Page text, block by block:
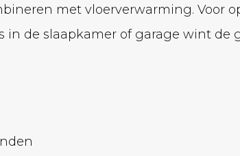
met vloerverwarming. Voor
de slaapkamer of garage wint de